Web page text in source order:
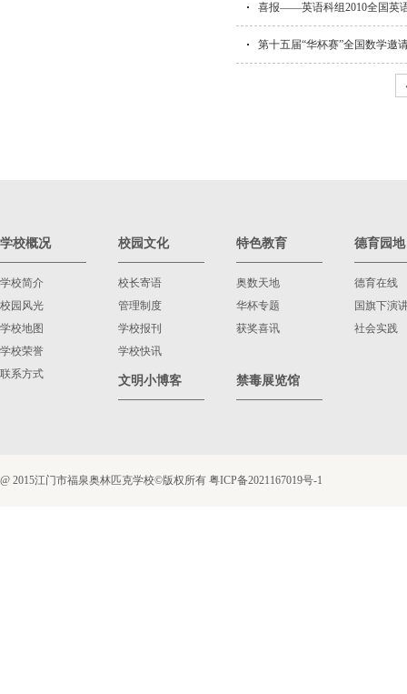
喜报——英语科组2010全国英
第十五届“华杯赛”全国数学邀
学校概况
学校简介
校园风光
学校地图
学校荣誉
联系方式
校园文化
校长寄语
管理制度
学校报刊
学校快讯
特色教育
奥数天地
华杯专题
获奖喜讯
德育园地
德育在线
国旗下演
社会实践
文明小博客 禁毒展览馆
@ 2015江门市福泉奥林匹克学校©版权所有 粤ICP备2021167019号-1